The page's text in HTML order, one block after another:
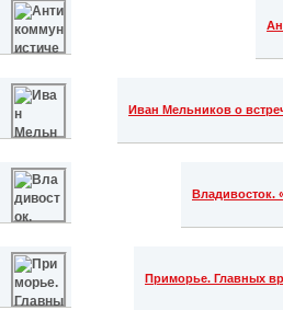
Иван Мельников о
Владивосток.
Приморье. Главных